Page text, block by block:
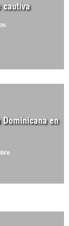
cautiva
en